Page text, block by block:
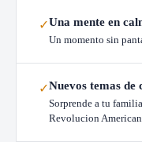
✓Una mente en
Un momento sin
✓Nuevos temas de
Sorprende a tu
Revolucion